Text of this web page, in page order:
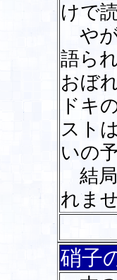
けで
やが
語ら
おぼ
ドキ
スト
いの
結局
れま
硝